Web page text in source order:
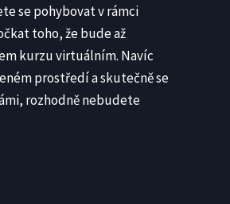
se pohybovat v rámci
toho, že bude až
kurzu virtuálním. Navíc
prostředí a skutečně se
rozhodně nebudete